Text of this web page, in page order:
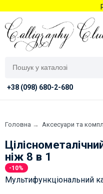
+38 (098) 680-2-680
Головна → Аксесуари та
ніж 8 в 1
-10%
Мультифункціональний